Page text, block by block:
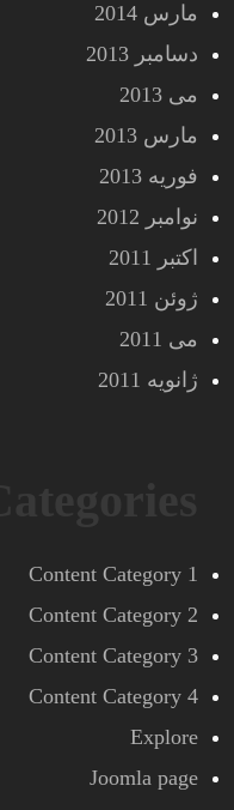
مارس 2014
دسامبر 2013
می 2013
مارس 2013
فوریه 2013
نوامبر 2012
اکتبر 2011
ژوئن 2011
می 2011
ژانویه 2011
Content Category 1
Content Category 2
Content Category 3
Content Category 4
Explore
Joomla page